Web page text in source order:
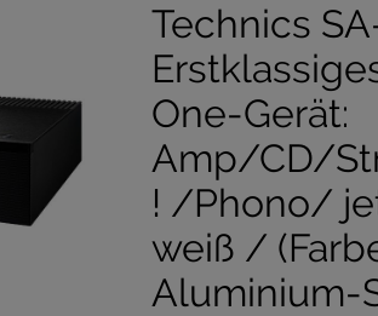
Technics
One-Gerät:
Amp/CD/
! /Phono/
weiß /
Aluminium-